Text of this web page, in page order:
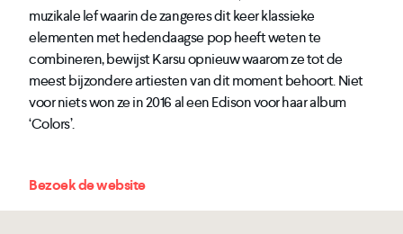
muzikale lef waarin de zangeres dit keer klassieke
elementen met hedendaagse pop heeft weten te
combineren, bewijst Karsu opnieuw waarom ze tot de
meest bijzondere artiesten van dit moment behoort. Niet
voor niets won ze in 2016 al een Edison voor haar album
‘Colors’.
Bezoek de website